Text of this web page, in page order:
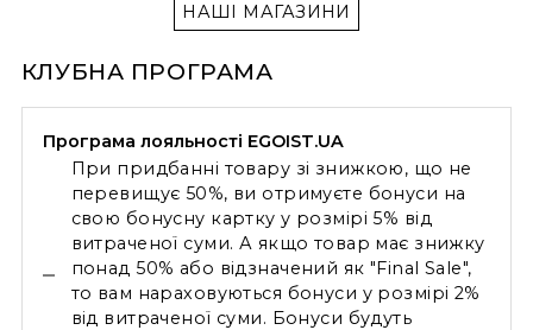
тапочки
і Бра
НАШІ МАГАЗИНИ
КЛУБНА ПРОГРАМА
Програма лояльності EGOIST.UA
При придбанні товару зі знижкою, що не
перевищує 50%, ви отримуєте бонуси на
свою бонусну картку у розмірі 5% від
витраченої суми. А якщо товар має знижку
понад 50% або відзначений як "Final Sale",
то вам нараховуються бонуси у розмірі 2%
від витраченої суми. Бонуси будуть